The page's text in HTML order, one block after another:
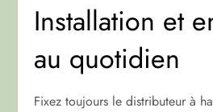
Installation et
au quotidien
Fixez toujours le distributeur à